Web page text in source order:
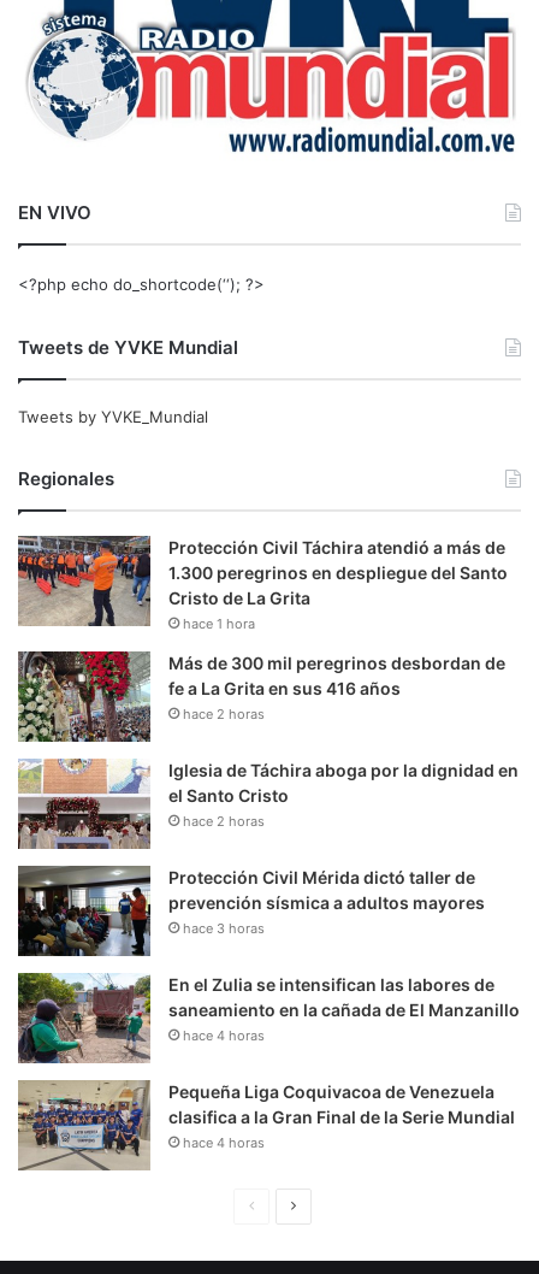
EN VIVO
<?php echo do_shortcode(‘‘); ?>
Tweets de YVKE Mundial
Tweets by YVKE_Mundial
Regionales
Protección Civil Táchira atendió a más de
1.300 peregrinos en despliegue del Santo
Cristo de La Grita
hace 1 hora
Más de 300 mil peregrinos desbordan de
fe a La Grita en sus 416 años
hace 2 horas
Iglesia de Táchira aboga por la dignidad en
el Santo Cristo
hace 2 horas
Protección Civil Mérida dictó taller de
prevención sísmica a adultos mayores
hace 3 horas
En el Zulia se intensifican las labores de
saneamiento en la cañada de El Manzanillo
hace 4 horas
Pequeña Liga Coquivacoa de Venezuela
clasifica a la Gran Final de la Serie Mundial
hace 4 horas